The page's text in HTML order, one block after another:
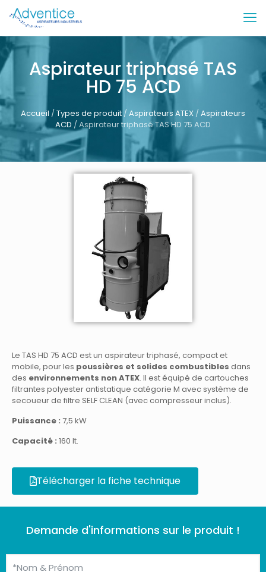
Aspirateur triphasé TAS
HD 75 ACD
Accueil /Types de produit /Aspirateurs ATEX /Aspirateurs
ACD / Aspirateur triphasé TAS HD 75 ACD
Le TAS HD 75 ACD est un aspirateur triphasé, compact et
mobile, pour les poussières et solides combustibles dans
des environnements non ATEX. Il est équipé de cartouches
filtrantes polyester antistatique catégorie M avec système de
secoueur de filtre SELF CLEAN (avec compresseur inclus).
Puissance : 7,5 kW
Capacité : 160 It.
Télécharger la fiche technique
Demande d'informations sur le produit !